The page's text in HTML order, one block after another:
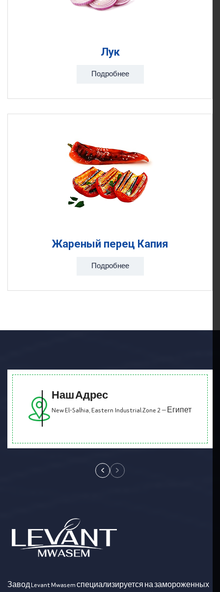
Лук
Подробнее
Жареный перец Капия
Подробнее
Наш Адрес
New El-Salhia, Eastern Industrial Zone 2 — Египет
Завод Levant Mwasem специализируется на замороженных